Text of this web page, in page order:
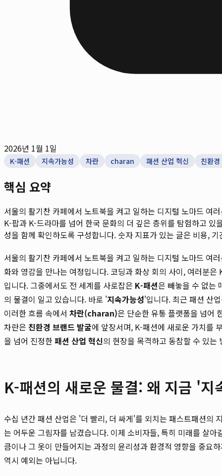
2026년 1월 1일
K-패션 지속가능성 차란 charan 패션 산업 혁신 친환
핵심 요약
서울의 활기찬 카페에서 노트북을 켜고 일하는 디지털 노마드 여
K-팝과 K-드라마를 넘어 한국 문화의 더 깊은 층위를 탐험하고 있
성을 함께 확인하도록 구성합니다. 숫자 지표가 있는 글은 비용,
서울의 활기찬 카페에서 노트북을 켜고 일하는 디지털 노마드 여
화와 영감을 만나는 여정입니다. 코딩과 화상 회의 사이, 여러분
입니다. 그중에서도 전 세계를 사로잡은 K-패션은 빼놓을 수 없는
의 물결이 일고 있습니다. 바로 '지속가능성'입니다. 최근 패션 산
이러한 흐름 속에서 차란(charan)은 단순한 유통 플랫폼을 넘어
차란은 친환경 브랜드 발굴에 앞장서며, K-패션에 새로운 가치를
을 넘어 진정한 패션 산업 혁신의 현장을 목격하고 동참할 수 있
K-패션의 새로운 물결: 왜 지금 '지
수십 년간 패션 산업은 '더 빨리, 더 싸게'를 외치는 패스트패션의
는 어두운 그림자를 남겼습니다. 이제 소비자들, 특히 미래를 살
큼이나 그 옷이 만들어지는 과정의 윤리성과 환경적 영향을 중요
역시 예외는 아닙니다.